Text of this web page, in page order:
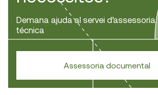
Demana ajuda al servei d’assessoria
técnica
Assessoria documental